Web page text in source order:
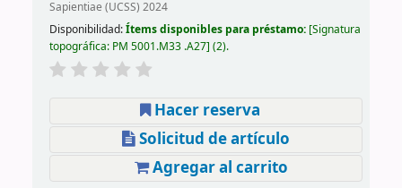
Sapientiae (UCSS) 2024
Disponibilidad:Ítems disponibles para préstamo: Signatura
topográfica: PM 5001.M33 .A27 (2).
Hacer reserva
Solicitud de artículo
Agregar al carrito